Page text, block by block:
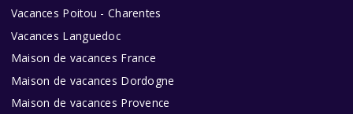
Vacances Poitou - Charentes
Vacances Languedoc
Maison de vacances France
Maison de vacances Dordogne
Maison de vacances Provence